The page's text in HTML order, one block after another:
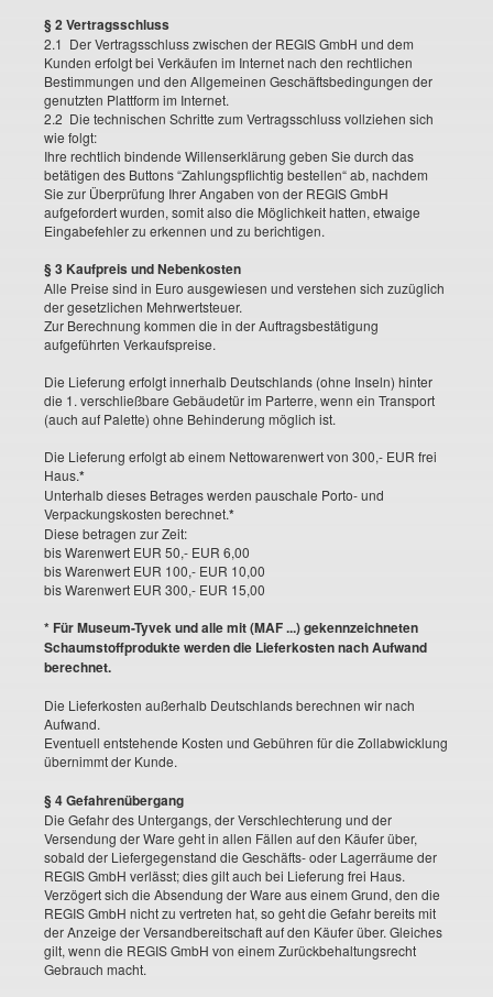
§ 2 Vertragsschluss
2.1 Der Vertragsschluss zwischen der REGIS GmbH und dem
Kunden erfolgt bei Verkäufen im Internet nach den rechtlichen
Bestimmungen und den Allgemeinen Geschäftsbedingungen der
genutzten Plattform im Internet.
2.2 Die technischen Schritte zum Vertragsschluss vollziehen sich
wie folgt:
Ihre rechtlich bindende Willenserklärung geben Sie durch das
betätigen des Buttons “Zahlungspflichtig bestellen“ ab, nachdem
Sie zur Überprüfung Ihrer Angaben von der REGIS GmbH
aufgefordert wurden, somit also die Möglichkeit hatten, etwaige
Eingabefehler zu erkennen und zu berichtigen.
§ 3 Kaufpreis und Nebenkosten
Alle Preise sind in Euro ausgewiesen und verstehen sich zuzüglich
der gesetzlichen Mehrwertsteuer.
Zur Berechnung kommen die in der Auftragsbestätigung
aufgeführten Verkaufspreise.
Die Lieferung erfolgt innerhalb Deutschlands (ohne Inseln) hinter
die 1. verschließbare Gebäudetür im Parterre, wenn ein Transport
(auch auf Palette) ohne Behinderung möglich ist.
Die Lieferung erfolgt ab einem Nettowarenwert von 300,- EUR frei
Haus.*
Unterhalb dieses Betrages werden pauschale Porto- und
Verpackungskosten berechnet.*
Diese betragen zur Zeit:
bis Warenwert EUR 50,- EUR 6,00
bis Warenwert EUR 100,- EUR 10,00
bis Warenwert EUR 300,- EUR 15,00
* Für Museum-Tyvek und alle mit (MAF ...) gekennzeichneten
Schaumstoffprodukte werden die Lieferkosten nach Aufwand
berechnet.
Die Lieferkosten außerhalb Deutschlands berechnen wir nach
Aufwand.
Eventuell entstehende Kosten und Gebühren für die Zollabwicklung
übernimmt der Kunde.
§ 4 Gefahrenübergang
Die Gefahr des Untergangs, der Verschlechterung und der
Versendung der Ware geht in allen Fällen auf den Käufer über,
sobald der Liefergegenstand die Geschäfts- oder Lagerräume der
REGIS GmbH verlässt; dies gilt auch bei Lieferung frei Haus.
Verzögert sich die Absendung der Ware aus einem Grund, den die
REGIS GmbH nicht zu vertreten hat, so geht die Gefahr bereits mit
der Anzeige der Versandbereitschaft auf den Käufer über. Gleiches
gilt, wenn die REGIS GmbH von einem Zurückbehaltungsrecht
Gebrauch macht.